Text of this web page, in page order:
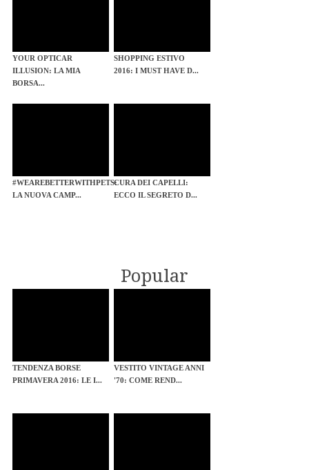
YOUR OPTICAR
ILLUSION: LA MIA
BORSA...
SHOPPING ESTIVO
2016: I MUST HAVE D...
#WEAREBETTERWITHPETS:
LA NUOVA CAMP...
CURA DEI CAPELLI:
ECCO IL SEGRETO D...
Popular
TENDENZA BORSE
PRIMAVERA 2016: LE I...
VESTITO VINTAGE ANNI
'70: COME REND...